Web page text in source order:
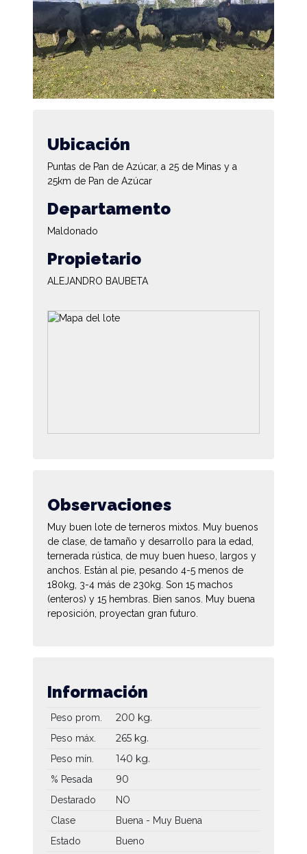
Ubicación
Puntas de Pan de Azúcar, a 25 de Minas y a
25km de Pan de Azúcar
Departamento
Maldonado
Propietario
ALEJANDRO BAUBETA
Observaciones
Muy buen lote de terneros mixtos. Muy buenos
de clase, de tamaño y desarrollo para la edad,
ternerada rústica, de muy buen hueso, largos y
anchos. Están al pie, pesando 4-5 menos de
180kg, 3-4 más de 230kg. Son 15 machos
(enteros) y 15 hembras. Bien sanos. Muy buena
reposición, proyectan gran futuro.
Información
Peso prom. 200 kg.
Peso máx. 265 kg.
Peso mín. 140 kg.
% Pesada 90
Destarado
NO
Clase
Buena - Muy Buena
Estado
Bueno